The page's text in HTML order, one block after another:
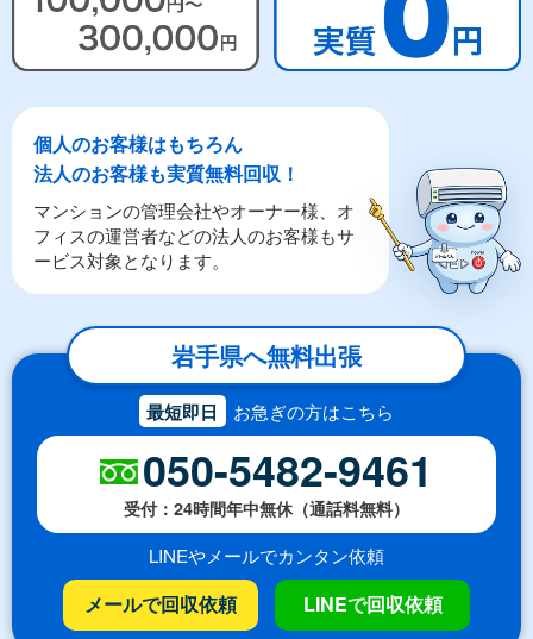
個人のお客様はもちろん
法人のお客様も実質無料回収！
マンションの管理会社やオーナー様、オ
フィスの運営者などの法人のお客様もサ
ービス対象となります。
岩手県へ無料出張
最短即日 お急ぎの方はこちら
050-5482-9461
受付：24時間年中無休（通話料無料）
LINEやメールでカンタン依頼
メールで回収依頼 LINEで回収依頼